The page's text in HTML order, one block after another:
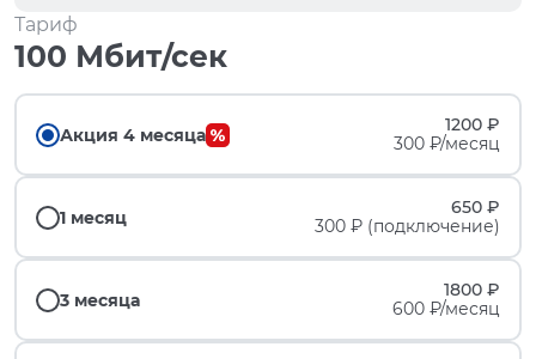
Тариф
100 Мбит/сек
Акция 4 месяца
1200 ₽
300 ₽/месяц
1 месяц
650 ₽
300 ₽ (подключение)
3 месяца
1800 ₽
600 ₽/месяц